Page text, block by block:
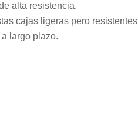
alta resistencia.
cajas ligeras pero resistentes
largo plazo.